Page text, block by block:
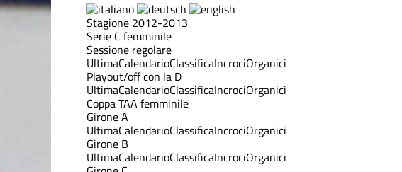
Stagione 2012-2013
Serie C femminile
Sessione regolare
UltimaCalendarioClassificaIncrociOrganici
Playout/off con la D
UltimaCalendarioClassificaIncrociOrganici
Coppa TAA femminile
Girone A
UltimaCalendarioClassificaIncrociOrganici
Girone B
UltimaCalendarioClassificaIncrociOrganici